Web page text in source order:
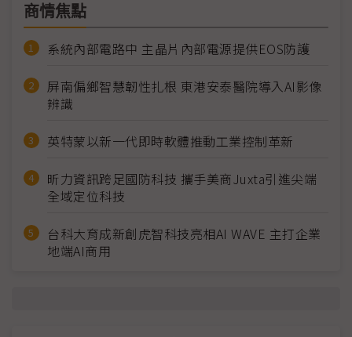
商情焦點
系統內部電路中 主晶片內部電源提供EOS防護
屏南偏鄉智慧韌性扎根 東港安泰醫院導入AI影像
辨識
英特蒙以新一代即時軟體推動工業控制革新
昕力資訊跨足國防科技 攜手美商Juxta引進尖端
全域定位科技
台科大育成新創虎智科技亮相AI WAVE 主打企業
地端AI商用